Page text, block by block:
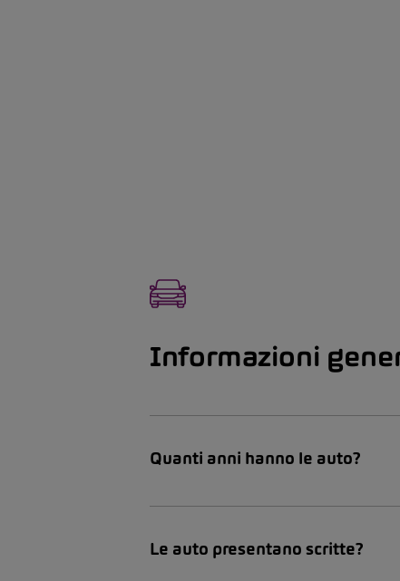
Informazioni
Quanti anni hanno le auto?
Le auto presentano scritte?